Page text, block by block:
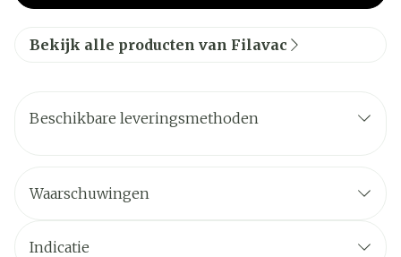
Bekijk alle producten van Filavac
Beschikbare leveringsmethoden
Waarschuwingen
Indicatie